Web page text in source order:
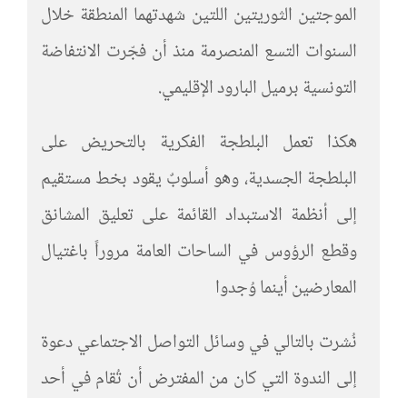
الموجتين الثوريتين اللتين شهدتهما المنطقة خلال
السنوات التسع المنصرمة منذ أن فجّرت الانتفاضة
التونسية برميل البارود الإقليمي.
هكذا تعمل البلطجة الفكرية بالتحريض على
البلطجة الجسدية، وهو أسلوبٌ يقود بخط مستقيم
إلى أنظمة الاستبداد القائمة على تعليق المشانق
وقطع الرؤوس في الساحات العامة مروراً باغتيال
المعارضين أينما وُجدوا
نُشرت بالتالي في وسائل التواصل الاجتماعي دعوة
إلى الندوة التي كان من المفترض أن تُقام في أحد